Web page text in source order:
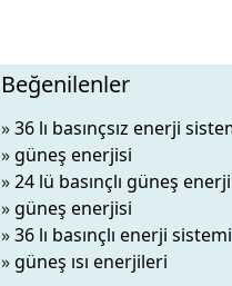
Beğenilenler
»36 lı basınçsız enerji
» güneş enerjisi
»24 lü basınçlı güneş
» güneş enerjisi
»36 lı basınçlı enerji sistemi
» güneş ısı enerjileri